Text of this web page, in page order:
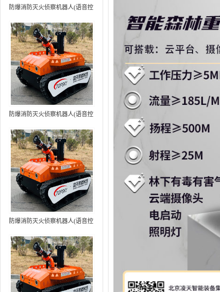
防爆消防灭火侦察机器人(语音控
MC80BD（第6代）
防爆消防灭火侦察机器人(语音控
RXR-MC80BD（第7代）
防爆消防灭火侦察机器人(语音控
火焰）中型RXR-MC80BD（第8
代）